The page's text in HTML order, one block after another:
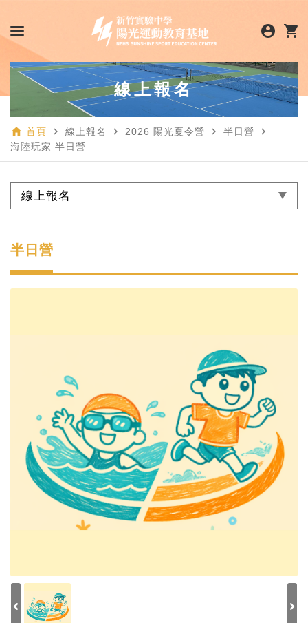
account_circle shopping_cart
線上報名
home 首頁 navigate_next 線上報名 navigate_next 2026 陽光夏令營 navigate_next 半日營 navigate_next
海陸玩家 半日營
線上報名
半日營